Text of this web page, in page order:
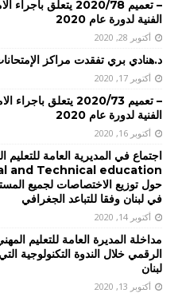
– تعميم 2020/78
الفنية لدورة عام 2020
أكتوبر 28, 2020
د.هنادي بري تفقدت مراكز
أكتوبر 17, 2020
– تعميم 2020/73
الفنية لدورة عام 2020
أكتوبر 16, 2020
and Technical education
حول توزيع الاختصاصات لجميع
في لبنان وفقا للتباعد الجغرافي
أكتوبر 14, 2020
مداخلة المديرة العامة للتعليم
الرقمي خلال الندوة التكنولوجية
لبنان
أكتوبر 13, 2020